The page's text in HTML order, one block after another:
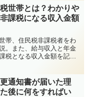
世帯とは？わかりや
課税になる収入金額
帯、住民税非課税者をわ
。また、給与収入と年金
税となる収入金額を記載
通知書が届いた理
後に何をすればい